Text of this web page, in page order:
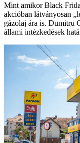
Mint amikor Black
akcióban látványosan
gázolaj ára is. Dumitru
állami intézkedések